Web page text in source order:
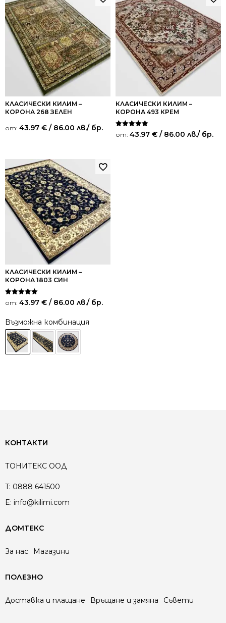
КЛАСИЧЕСКИ КИЛИМ –
КОРОНА 268 ЗЕЛЕН
от: 43.97 € / 86.00 лв./ бр.
КЛАСИЧЕСКИ КИЛИМ –
КОРОНА 493 КРЕМ
Оценено на
5.00
от: 43.97 € / 86.00 лв./ бр.
КЛАСИЧЕСКИ КИЛИМ –
КОРОНА 1803 СИН
Оценено на
5.00
от: 43.97 € / 86.00 лв./ бр.
Възможна комбинация
КОНТАКТИ
ТОНИТЕКС ООД
T: 0888 641500
E: info@kilimi.com
ДОМТЕКС
За нас Магазини
ПОЛЕЗНО
Доставка и плащане Връщане и замяна Съвети